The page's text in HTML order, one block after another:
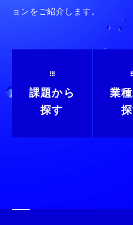
ョンをご紹介します。
課題から
探す
業